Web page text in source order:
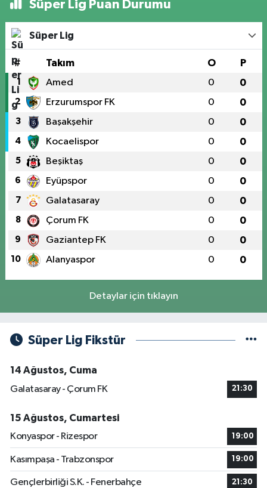
Süper Lig Puan Durumu
Süper Lig
# Takım O P
1 Amed 0 0
2 Erzurumspor FK 0 0
3 Başakşehir 0 0
4 Kocaelispor 0 0
5 Beşiktaş 0 0
6 Eyüpspor 0 0
7 Galatasaray 0 0
8 Çorum FK 0 0
9 Gaziantep FK 0 0
10 Alanyaspor 0 0
Detaylar için tıklayın
Süper Lig Fikstür
14 Ağustos, Cuma
Galatasaray - Çorum FK
21:30
15 Ağustos, Cumartesi
Konyaspor - Rizespor
19:00
Kasımpaşa - Trabzonspor 19:00
Gençlerbirliği S.K. - Fenerbahçe 21:30